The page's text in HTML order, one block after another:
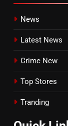
News
Latest News
Crime New
Top Stores
Tranding